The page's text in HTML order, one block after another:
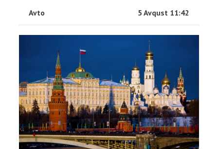
Avto 5 Avqust 11:42